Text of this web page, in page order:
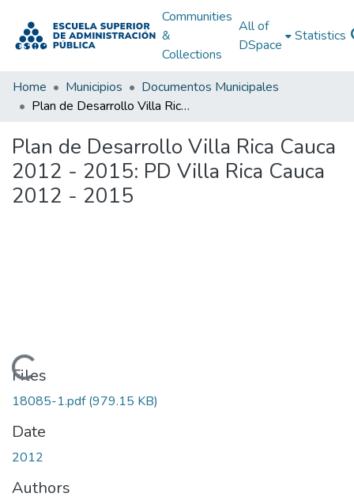
Communities
&
Collections
All of
DSpace
Statistics
Home Municipios
Documentos Municipales
Plan de Desarrollo Villa Rica Cauca 2012 - 2015: PD Villa Rica Cauca 2012 - 2015
Plan de Desarrollo Villa Rica Cauca
2012 - 2015: PD Villa Rica Cauca
2012 - 2015
Loading...
Files
18085-1.pdf(979.15 KB)
Date
2012
Authors